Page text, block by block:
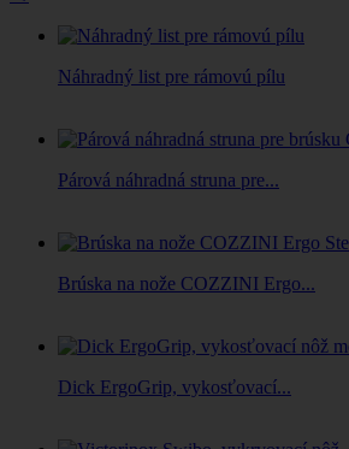
Náhradný list pre rámovú pílu
Párová náhradná struna pre...
Brúska na nože COZZINI Ergo...
Dick ErgoGrip, vykosťovací...